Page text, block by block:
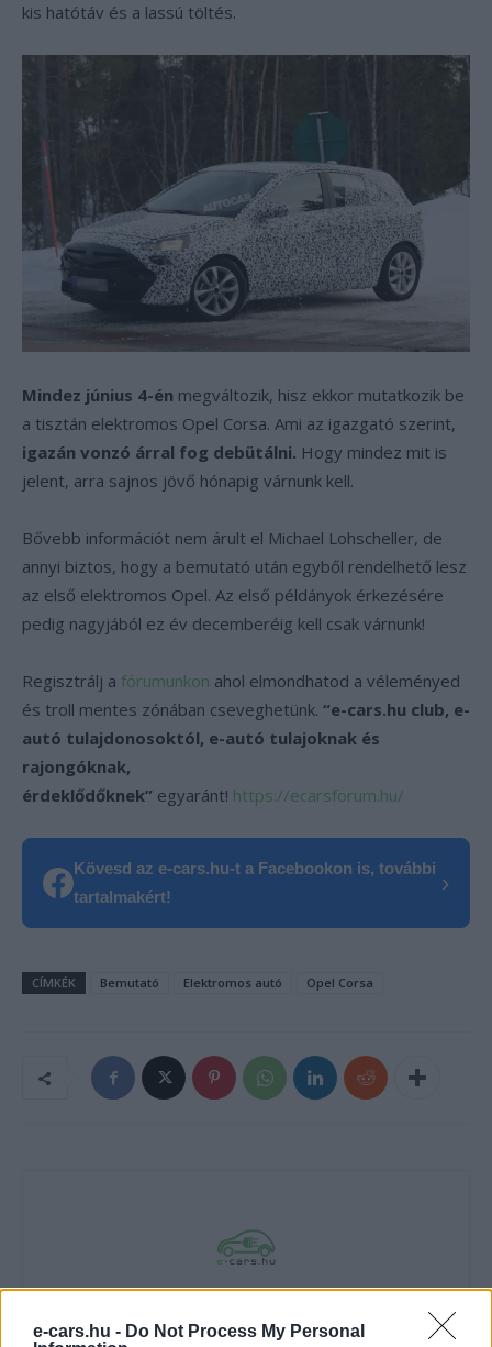
e-cars.hu - Do Not Process My Personal
kis hatótáv és a lassú töltés.
Mindez június 4-én megváltozik, hisz ekkor mutatkozik be
a tisztán elektromos Opel Corsa. Ami az igazgató szerint,
igazán vonzó árral fog debütálni. Hogy mindez mit is
jelent, arra sajnos jövő hónapig várnunk kell.
Bővebb információt nem árult el Michael Lohscheller, de
annyi biztos, hogy a bemutató után egyből rendelhető lesz
az első elektromos Opel. Az első példányok érkezésére
pedig nagyjából ez év decemberéig kell csak várnunk!
Regisztrálj a fórumunkon ahol elmondhatod a véleményed
és troll mentes zónában cseveghetünk. “e-cars.hu club, e-
autó tulajdonosoktól, e-autó tulajoknak és
rajongóknak,
érdeklődőknek” egyaránt! https://ecarsforum.hu/
Kövesd az e-cars.hu-t a Facebookon is, további
tartalmakért!
›
CÍMKÉK Bemutató Elektromos autó Opel Corsa
e-cars.hu